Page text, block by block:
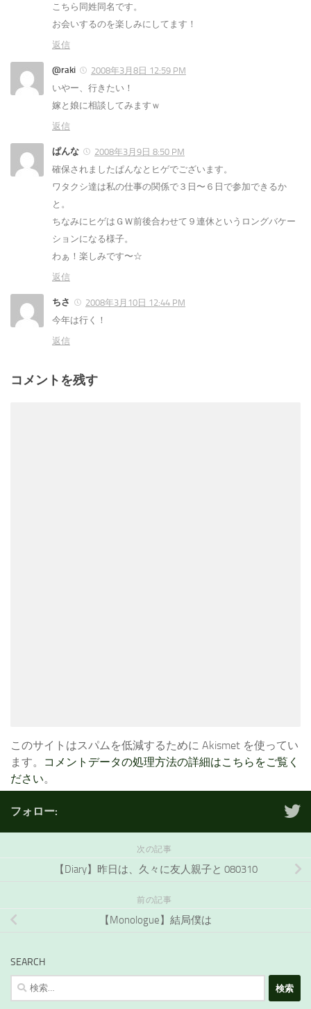
こちら同姓同名です。
お会いするのを楽しみにしてます！
返信
@raki
2008年3月8日 12:59 PM
いやー、行きたい！
嫁と娘に相談してみますｗ
返信
ぱんな
2008年3月9日 8:50 PM
確保されましたぱんなとヒゲでございます。
ワタクシ達は私の仕事の関係で３日〜６日で参加できるか
と。
ちなみにヒゲはＧＷ前後合わせて９連休というロングバケー
ションになる様子。
わぁ！楽しみです〜☆
返信
ちさ
2008年3月10日 12:44 PM
今年は行く！
返信
コメントを残す
このサイトはスパムを低減するために Akismet を使ってい
ます。
コメントデータの処理方法の詳細はこちらをご覧く
ださい。
フォロー:
次の記事
【Diary】昨日は、久々に友人親子と 080310
前の記事
【Monologue】結局僕は
SEARCH
検
索: